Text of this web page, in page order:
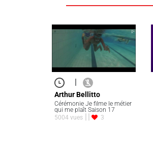
|
Arthur Bellitto
Cérémonie Je filme le métier
qui me plaît Saison 17
5004 vues
3